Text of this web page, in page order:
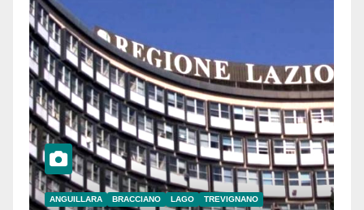
ANGUILLARA BRACCIANO LAGO TREVIGNANO